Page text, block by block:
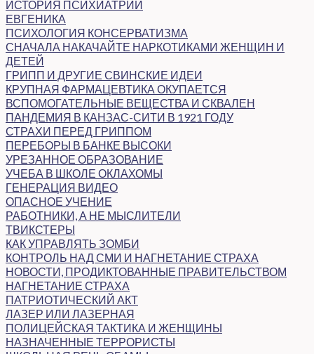
ИСТОРИЯ ПСИХИАТРИИ
ЕВГЕНИКА
ПСИХОЛОГИЯ КОНСЕРВАТИЗМА
СНАЧАЛА НАКАЧАЙТЕ НАРКОТИКАМИ ЖЕНЩИН И
ДЕТЕЙ
ГРИПП И ДРУГИЕ СВИНСКИЕ ИДЕИ
КРУПНАЯ ФАРМАЦЕВТИКА ОКУПАЕТСЯ
ВСПОМОГАТЕЛЬНЫЕ ВЕЩЕСТВА И СКВАЛЕН
ПАНДЕМИЯ В КАНЗАС-СИТИ В 1921 ГОДУ
СТРАХИ ПЕРЕД ГРИППОМ
ПЕРЕБОРЫ В БАНКЕ ВЫСОКИ
УРЕЗАННОЕ ОБРАЗОВАНИЕ
УЧЕБА В ШКОЛЕ ОКЛАХОМЫ
ГЕНЕРАЦИЯ ВИДЕО
ОПАСНОЕ УЧЕНИЕ
РАБОТНИКИ, А НЕ МЫСЛИТЕЛИ
ТВИКСТЕРЫ
КАК УПРАВЛЯТЬ ЗОМБИ
КОНТРОЛЬ НАД СМИ И НАГНЕТАНИЕ СТРАХА
НОВОСТИ, ПРОДИКТОВАННЫЕ ПРАВИТЕЛЬСТВОМ
НАГНЕТАНИЕ СТРАХА
ПАТРИОТИЧЕСКИЙ АКТ
ЛАЗЕР ИЛИ ЛАЗЕРНАЯ
ПОЛИЦЕЙСКАЯ ТАКТИКА И ЖЕНЩИНЫ
НАЗНАЧЕННЫЕ ТЕРРОРИСТЫ